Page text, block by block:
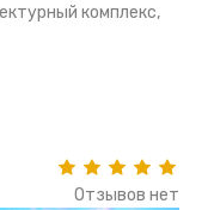
комплекс,
Отзывов нет